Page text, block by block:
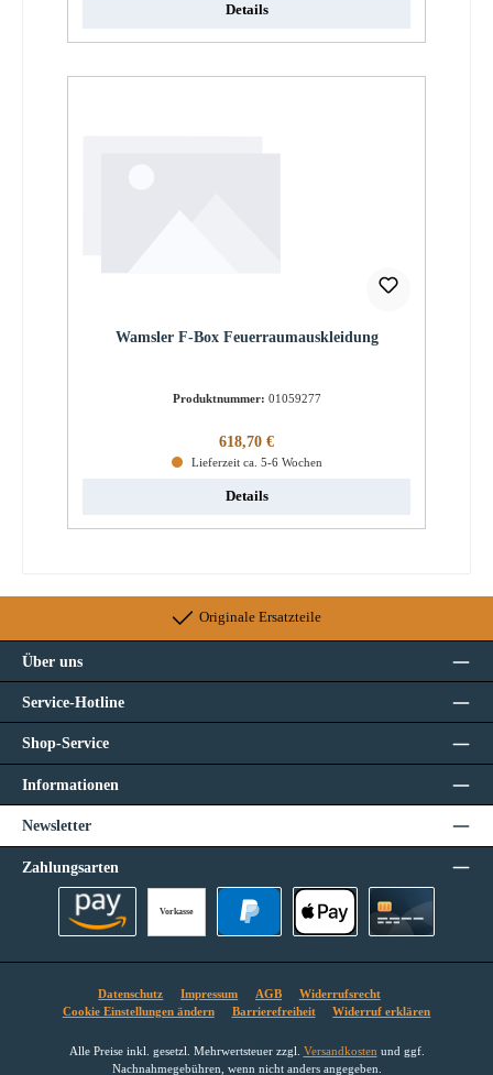
Details
Wamsler F-Box Feuerraumauskleidung
Produktnummer: 01059277
Regulärer Preis:
618,70 €
Lieferzeit ca. 5-6 Wochen
Details
Originale Ersatzteile
Über uns
Service-Hotline
Shop-Service
Informationen
Newsletter
Zahlungsarten
Vorkasse
Datenschutz Impressum AGB
Widerrufsrecht
Cookie Einstellungen ändern
Barrierefreiheit Widerruf erklären
Alle Preise inkl. gesetzl. Mehrwertsteuer zzgl. Versandkosten und ggf.
Nachnahmegebühren, wenn nicht anders angegeben.